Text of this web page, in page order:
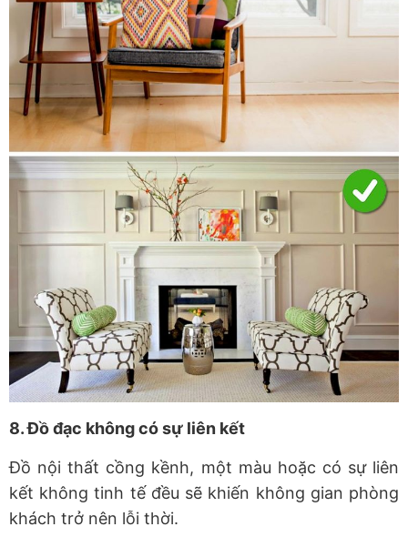
8. Đồ đạc không có sự liên kết
Đồ nội thất cồng kềnh, một màu hoặc có sự liên
kết không tinh tế đều sẽ khiến không gian phòng
khách trở nên lỗi thời.